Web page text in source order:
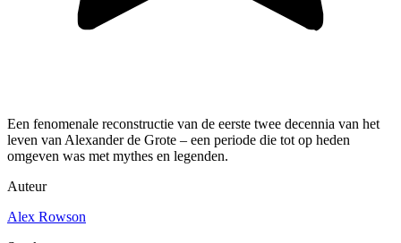
Een fenomenale reconstructie van de eerste twee decennia van het
leven van Alexander de Grote – een periode die tot op heden
omgeven was met mythes en legenden.
Auteur
Alex Rowson